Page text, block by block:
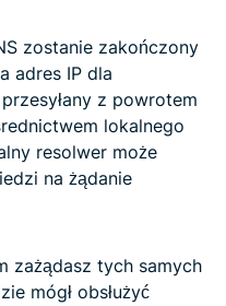
zostanie zakończony
adres IP dla
z powrotem
lokalnego
resolwer może
na żądanie
zażądasz tych samych
mógł obsłużyć